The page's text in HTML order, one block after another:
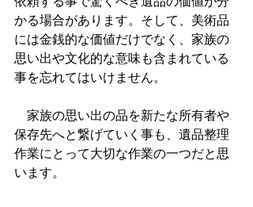
かる場合があります。そして、美術品
には金銭的な価値だけでなく、家族の
思い出や文化的な意味も含まれている
事を忘れてはいけません。
家族の思い出の品を新たな所有者や
保存先へと繋げていく事も、遺品整理
作業にとって大切な作業の一つだと思
います。